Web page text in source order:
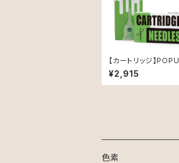
【カートリッジ】POPU
OMNI V2 1201RL (0.
35mm)
¥2,915
色素